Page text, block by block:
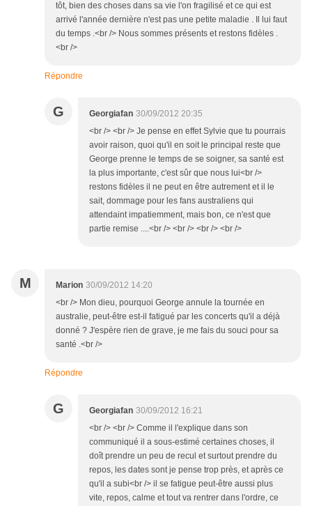
tôt, bien des choses dans sa vie l'on fragilisé et ce qui est
arrivé l'année dernière n'est pas une petite maladie . Il lui faut
du temps .<br /> Nous sommes présents et restons fidèles .
<br />
Répondre
G Georgiafan 30/09/2012 20:35
<br /> <br /> Je pense en effet Sylvie que tu pourrais
avoir raison, quoi qu'il en soit le principal reste que
George prenne le temps de se soigner, sa santé est
la plus importante, c'est sûr que nous lui<br />
restons fidèles il ne peut en être autrement et il le
sait, dommage pour les fans australiens qui
attendaint impatiemment, mais bon, ce n'est que
partie remise ....<br /> <br /> <br /> <br />
M Marion 30/09/2012 14:20
<br /> Mon dieu, pourquoi George annule la tournée en
australie, peut-être est-il fatigué par les concerts qu'il a déjà
donné ? J'espère rien de grave, je me fais du souci pour sa
santé .<br />
Répondre
G Georgiafan 30/09/2012 16:21
<br /> <br /> Comme il l'explique dans son
communiqué il a sous-estimé certaines choses, il
doît prendre un peu de recul et surtout prendre du
repos, les dates sont je pense trop près, et après ce
qu'il a subi<br /> il se fatigue peut-être aussi plus
vite, repos, calme et tout va rentrer dans l'ordre, ce